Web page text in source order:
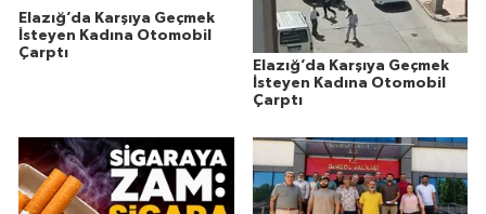
Elazığ’da Karşıya Geçmek
İsteyen Kadına Otomobil
Çarptı
Elazığ’da Karşıya Geçmek
İsteyen Kadına Otomobil
Çarptı